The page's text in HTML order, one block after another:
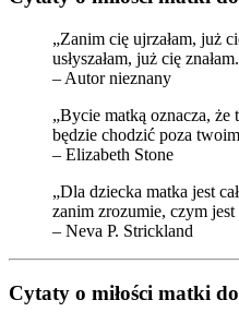
„Zanim cię ujrzałam, już
usłyszałam, już cię
– Autor nieznany
„Bycie matką oznacza, że
będzie chodzić poza
– Elizabeth Stone
„Dla dziecka matka jest
zanim zrozumie, czym jest
– Neva P. Strickland
Cytaty o miłości matki